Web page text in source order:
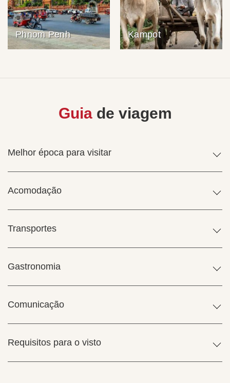
Phnom Penh Kampot
Guiade viagem
Melhor época para visitar
Acomodação
Transportes
Gastronomia
Comunicação
Requisitos para o visto